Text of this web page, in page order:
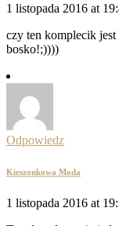
1 listopada 2016 at
czy ten komplecik
bosko!;))))
Odpowiedz
Kieszonkowa Moda
1 listopada 2016 at